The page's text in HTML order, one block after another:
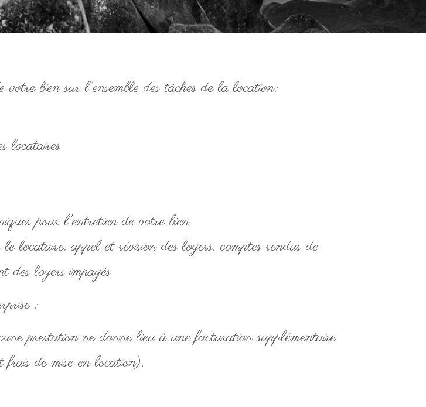
bien sur l'ensemble des tâches de la location:
locataires
pour l'entretien de votre bien
appel et révision des loyers, comptes rendus de
des loyers impayés
:
prestation ne donne lieu à une facturation supplémentaire
frais de mise en location).